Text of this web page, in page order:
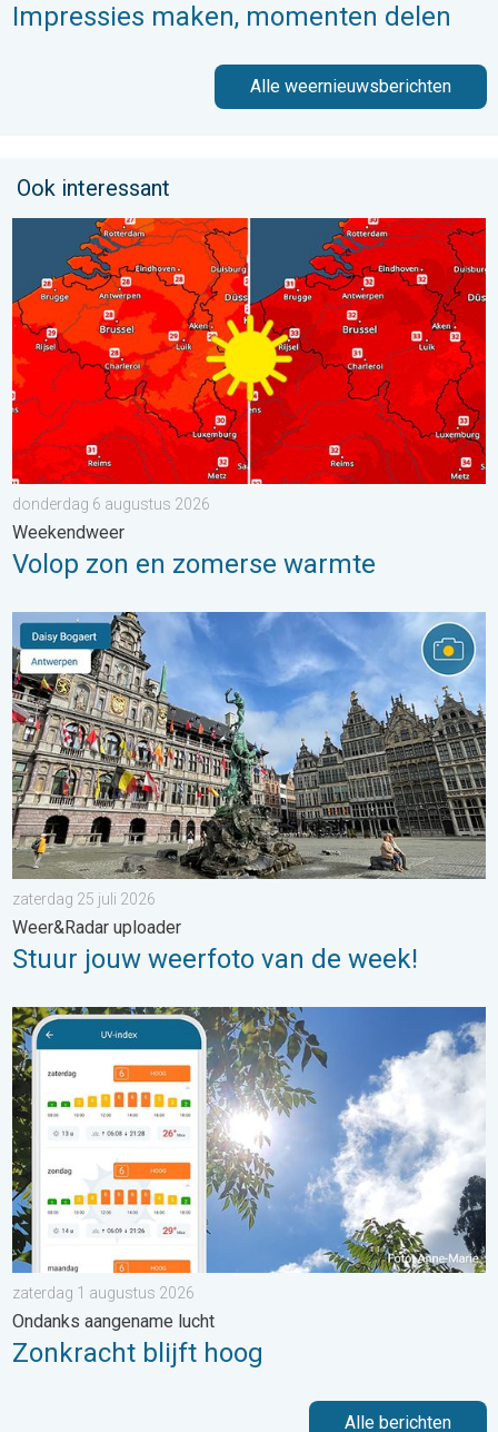
Impressies maken, momenten delen
Alle weernieuwsberichten
Ook interessant
Volop zon en zomerse warmte. Weekendweer. . . donderdag
donderdag 6 augustus 2026
Weekendweer
Volop zon en zomerse warmte
Stuur jouw weerfoto van de week!. Weer&Radar uploader. . .
zaterdag 25 juli 2026
Weer&Radar uploader
Stuur jouw weerfoto van de week!
Zonkracht blijft hoog. Ondanks aangename lucht. . . zaterdag
zaterdag 1 augustus 2026
Ondanks aangename lucht
Zonkracht blijft hoog
Alle berichten